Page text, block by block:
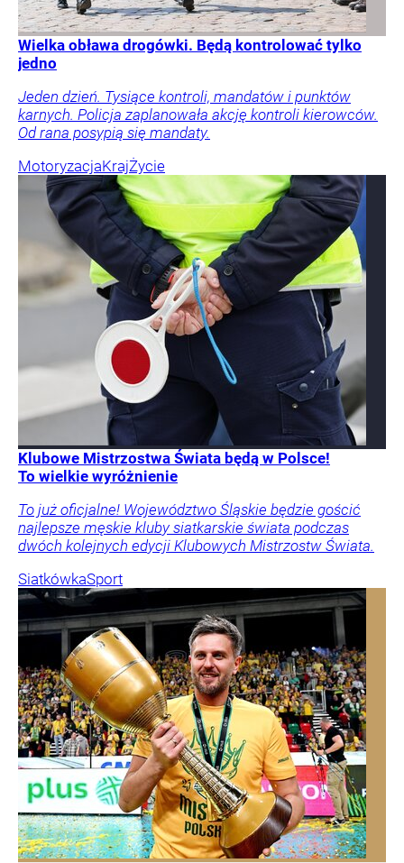
Wielka obława drogówki. Będą kontrolować tylko
jedno
Jeden dzień. Tysiące kontroli, mandatów i punktów
karnych. Policja zaplanowała akcję kontroli kierowców.
Od rana posypią się mandaty.
MotoryzacjaKrajŻycie
Klubowe Mistrzostwa Świata będą w Polsce!
To wielkie wyróżnienie
To już oficjalne! Województwo Śląskie będzie gościć
najlepsze męskie kluby siatkarskie świata podczas
dwóch kolejnych edycji Klubowych Mistrzostw Świata.
SiatkówkaSport